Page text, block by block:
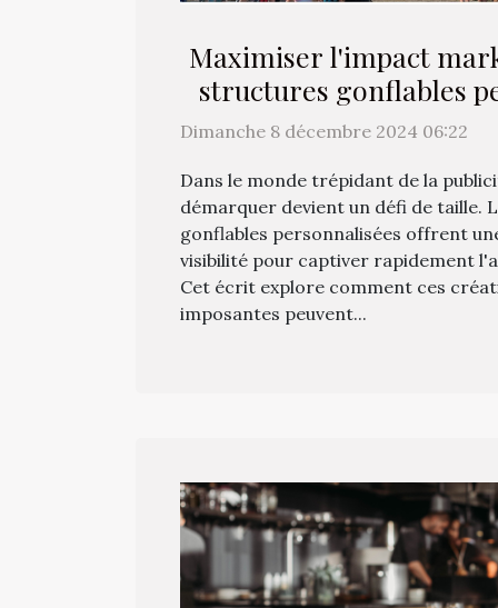
Maximiser l'impact
structures gonflables
Dimanche 8 décembre 2024 06:22
Dans le monde trépidant de la
démarquer devient un défi de taille.
gonflables personnalisées offrent
visibilité pour captiver rapidement
Cet écrit explore comment ces
imposantes peuvent...